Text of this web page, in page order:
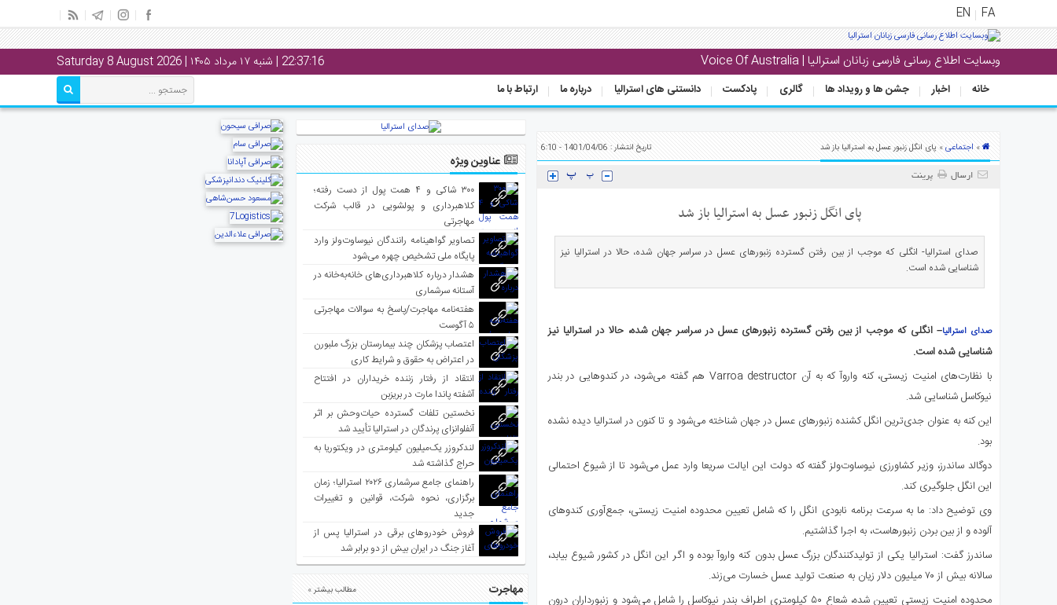
FA
EN
وبسایت اطلاع رسانی فارسی زبانان استرالیا | Voice Of Australia 22:37:16 | شنبه ۱۷ مرداد ۱۴۰۵ | Saturday 8 August 2026
خانه اخبار جشن ها و رویداد ها گالری پادکست دانستنی های استرالیا درباره ما ارتباط با ما
اصلی
خانه
» اجتماعی» پای انگل زنبور عسل به استرالیا باز شد تاریخ انتشار : 1401/04/06 - 6:10
ارسال پرینت
پای انگل زنبور عسل به استرالیا باز شد
صدای استرالیا- انگلی که موجب از بین رفتن گسترده زنبورهای عسل در سراسر جهان شده، حالا در استرالیا نیز
شناسایی شده است.
صدای استرالیا– انگلی که موجب از بین رفتن گسترده زنبورهای عسل در سراسر جهان شده، حالا در استرالیا نیز
شناسایی شده است.
با نظارت‌های امنیت زیستی، کنه واروآ که به آن Varroa destructor هم گفته می‌شود، در کندوهایی در بندر
نیوکاسل شناسایی شد.
این کنه به عنوان جدی‌ترین انگل کشنده زنبورهای عسل در جهان شناخته می‌شود و تا کنون در استرالیا دیده نشده
بود.
دوگالد ساندرز، وزیر کشاورزی نیوساوت‌ولز گفته که دولت این ایالت سریعا وارد عمل می‌شود تا از شیوع احتمالی
این انگل جلوگیری کند.
وی توضیح داد: ما به سرعت برنامه نابودی انگل را که شامل تعیین محدوده امنیت زیستی، جمع‌آوری کندوهای
آلوده و از بین بردن زنبورهاست، به اجرا گذاشتیم.
ساندرز گفت: استرالیا یکی از تولیدکنندگان بزرگ عسل بدون کنه واروآ بوده و اگر این انگل در کشور شیوع بیابد،
سالانه بیش از ۷۰ میلیون دلار زیان به صنعت تولید عسل خسارت می‌زند.
محدوده امنیت زیستی تعیین شده، شعاع ۵۰ کیلومتری اطراف بندر نیوکاسل را شامل می‌شود و زنبورداران درون
عناوین ویژه
۳۰۰ شاکی و ۴ همت پول از دست رفته؛
کلاهبرداری و پولشویی در قالب شرکت
مهاجرتی
تصاویر گواهینامه رانندگان نیوساوت‌ولز وارد
پایگاه ملی تشخیص چهره می‌شود
هشدار درباره کلاهبرداری‌های خانه‌به‌خانه در
آستانه سرشماری
هفته‌نامه مهاجرت/پاسخ به سوالات مهاجرتی
۵ آگوست
اعتصاب پزشکان چند بیمارستان بزرگ ملبورن
در اعتراض به حقوق و شرایط کاری
انتقاد از رفتار زننده خریداران در افتتاح
آشفته پاندا مارت در بریزبن
نخستین تلفات گسترده حیات‌وحش بر اثر
آنفلوانزای پرندگان در استرالیا تأیید شد
لندکروزر یک‌میلیون کیلومتری در ویکتوریا به
حراج گذاشته شد
راهنمای جامع سرشماری ۲۰۲۶ استرالیا؛ زمان
برگزاری، نحوه شرکت، قوانین و تغییرات
جدید
فروش خودروهای برقی در استرالیا پس از
آغاز جنگ در ایران بیش از دو برابر شد
مهاجرت مطالب بیشتر »